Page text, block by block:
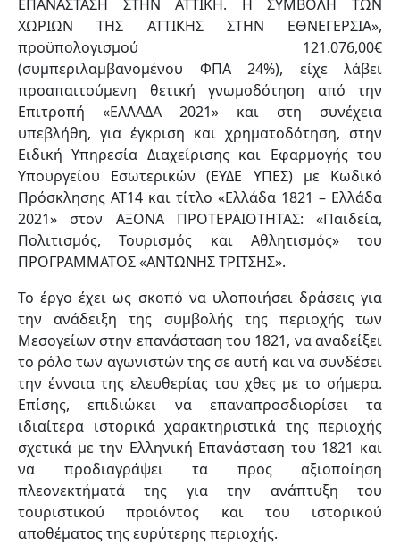
ΕΠΑΝΑΣΤΑΣΗ ΣΤΗΝ ΑΤΤΙΚΗ. Η ΣΥΜΒΟΛΗ ΤΩΝ
ΧΩΡΙΩΝ ΤΗΣ ΑΤΤΙΚΗΣ ΣΤΗΝ ΕΘΝΕΓΕΡΣΙΑ»,
προϋπολογισμού 121.076,00€
(συμπεριλαμβανομένου ΦΠΑ 24%), είχε λάβει
προαπαιτούμενη θετική γνωμοδότηση από την
Επιτροπή «ΕΛΛΑΔΑ 2021» και στη συνέχεια
υπεβλήθη, για έγκριση και χρηματοδότηση, στην
Ειδική Υπηρεσία Διαχείρισης και Εφαρμογής του
Υπουργείου Εσωτερικών (ΕΥΔΕ ΥΠΕΣ) με Κωδικό
Πρόσκλησης ΑΤ14 και τίτλο «Ελλάδα 1821 – Ελλάδα
2021» στον ΑΞΟΝΑ ΠΡΟΤΕΡΑΙΟΤΗΤΑΣ: «Παιδεία,
Πολιτισμός, Τουρισμός και Αθλητισμός» του
ΠΡΟΓΡΑΜΜΑΤΟΣ «ΑΝΤΩΝΗΣ ΤΡΙΤΣΗΣ».
Το έργο έχει ως σκοπό να υλοποιήσει δράσεις για
την ανάδειξη της συμβολής της περιοχής των
Μεσογείων στην επανάσταση του 1821, να αναδείξει
το ρόλο των αγωνιστών της σε αυτή και να συνδέσει
την έννοια της ελευθερίας του χθες με το σήμερα.
Επίσης, επιδιώκει να επαναπροσδιορίσει τα
ιδιαίτερα ιστορικά χαρακτηριστικά της περιοχής
σχετικά με την Ελληνική Επανάσταση του 1821 και
να προδιαγράψει τα προς αξιοποίηση
πλεονεκτήματά της για την ανάπτυξη του
τουριστικού προϊόντος και του ιστορικού
αποθέματος της ευρύτερης περιοχής.